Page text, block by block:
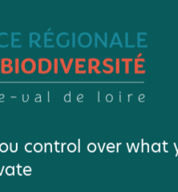
aussi
control over